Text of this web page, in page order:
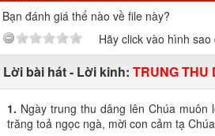
Bạn đánh giá thế nào về file này?
Hãy click vào hình
Lời bài hát - Lời kinh: TRUNG THU
1. Ngày trung thu dâng lên Chúa
trăng toả ngọc ngà, mời con cảm tạ